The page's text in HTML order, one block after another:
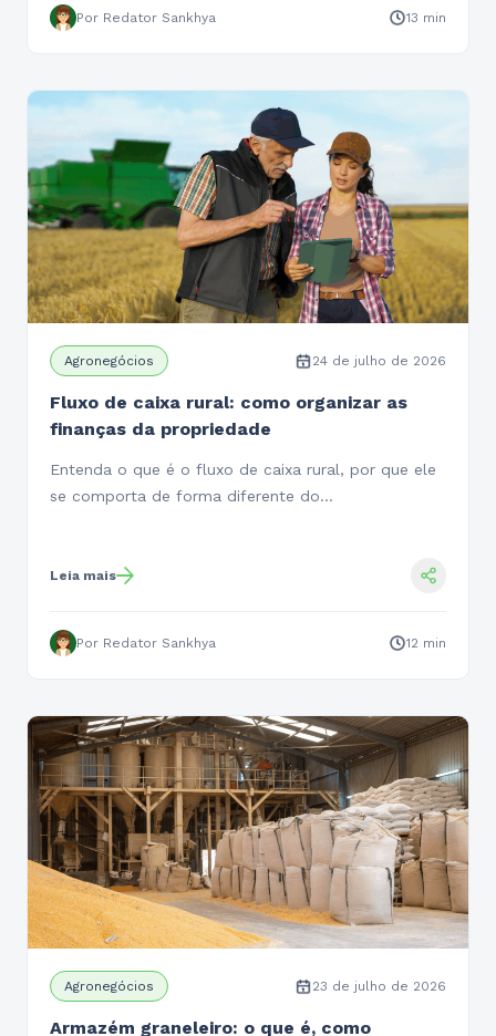
Por Redator Sankhya 13 min
Agronegócios 24 de julho de 2026
Fluxo de caixa rural: como organizar as
finanças da propriedade
Entenda o que é o fluxo de caixa rural, por que ele
se comporta de forma diferente do…
Leia mais
Por Redator Sankhya 12 min
Agronegócios 23 de julho de 2026
Armazém graneleiro: o que é, como